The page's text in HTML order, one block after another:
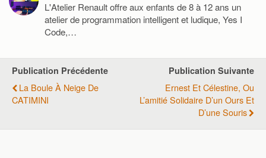
L'Atelier Renault offre aux enfants de 8 à 12 ans un
atelier de programmation intelligent et ludique, Yes I
Code,…
Publication Précédente
La Boule À Neige De
CATIMINI
Publication Suivante
Ernest Et Célestine, Ou
L’amitié Solidaire D’un Ours Et
D’une Souris